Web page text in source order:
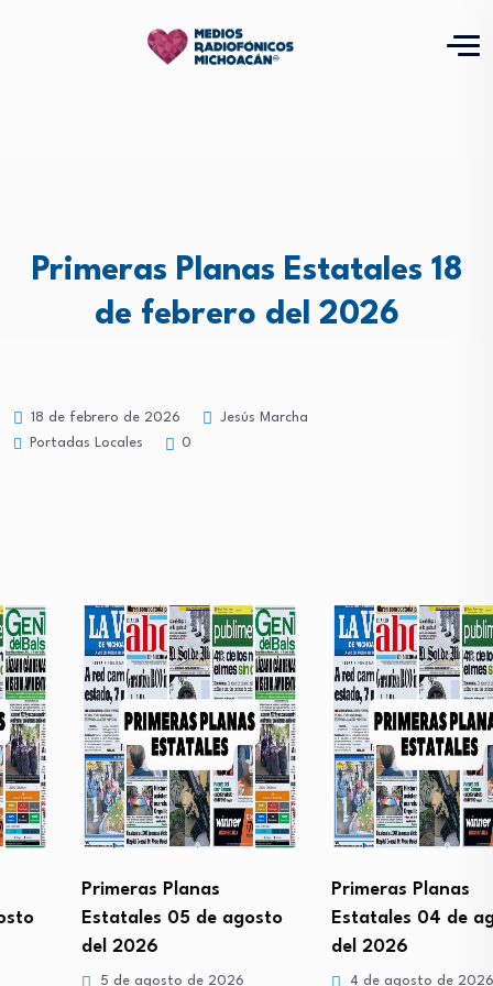
Primeras Planas Estatales 18
de febrero del 2026
18 de febrero de 2026
Jesús Marcha
Portadas Locales
0
Primeras Planas
Estatales 05 de agosto
del 2026
5 de agosto de 2026
Primeras Planas
Estatales 04 de
del 2026
4 de agosto de 2026